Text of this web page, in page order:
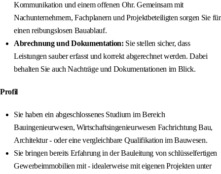
Kommunikation und einem offenen Ohr. Gemeinsam mit
Nachunternehmern, Fachplanern und Projektbeteiligten sorgen Sie für
einen reibungslosen Bauablauf.
Abrechnung und Dokumentation: Sie stellen sicher, dass
Leistungen sauber erfasst und korrekt abgerechnet werden. Dabei
behalten Sie auch Nachträge und Dokumentationen im Blick.
Profil
Sie haben ein abgeschlossenes Studium im Bereich
Bauingenieurwesen, Wirtschaftsingenieurwesen Fachrichtung Bau,
Architektur - oder eine vergleichbare Qualifikation im Bauwesen.
Sie bringen bereits Erfahrung in der Bauleitung von schlüsselfertigen
Gewerbeimmobilien mit - idealerweise mit eigenen Projekten unter